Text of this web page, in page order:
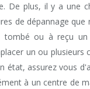
De plus, il y a une
de dépannage
tombé ou à reçu
un ou plusieurs
état, assurez vous
à un centre de